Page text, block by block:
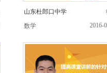
山东杜郎口中学
数学
2016-